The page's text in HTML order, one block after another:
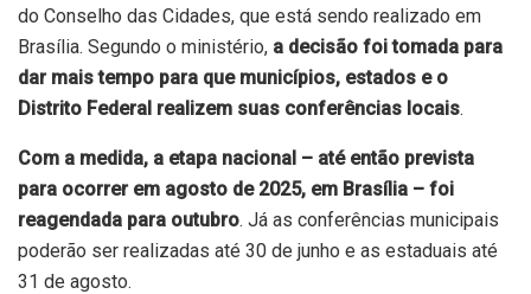
do Conselho das Cidades, que está sendo realizado em
Brasília. Segundo o ministério, a decisão foi tomada para
dar mais tempo para que municípios, estados e o
Distrito Federal realizem suas conferências locais.
Com a medida, a etapa nacional – até então prevista
para ocorrer em agosto de 2025, em Brasília – foi
reagendada para outubro. Já as conferências municipais
poderão ser realizadas até 30 de junho e as estaduais até
31 de agosto.